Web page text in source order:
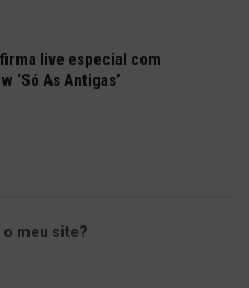
live especial com
‘Só As Antigas’
meu site?